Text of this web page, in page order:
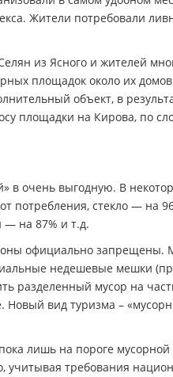
Жители потребовали
из Ясного и жителей
площадок около их
объект, в
площадки на Кирова, по
в очень выгодную. В
потребления, стекло — на
— на 87% и т.д.
официально запрещены.
недешевые мешки
разделенный мусор на
вид туризма –
лишь на пороге
требования